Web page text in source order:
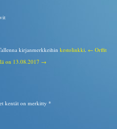
kirjanmerkkeihin kestolinkki ← Orffit
on 13.08.2017 →
kentät on merkitty *